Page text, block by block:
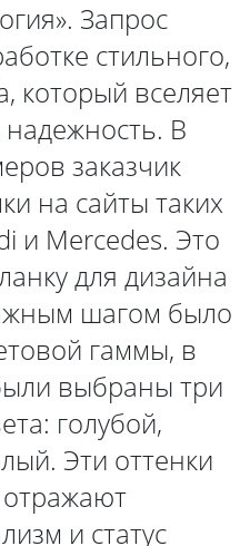
Запрос
стильного,
который вселяет
В
заказчик
на сайты таких
и Mercedes. Это
для дизайна
шагом было
гаммы, в
выбраны три
голубой,
Эти оттенки
и статус